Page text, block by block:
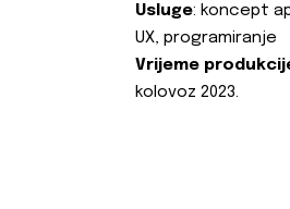
Usluge: koncept
UX, programiranje
Vrijeme
kolovoz 2023.